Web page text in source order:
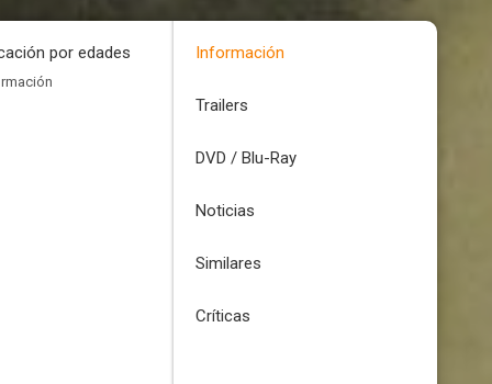
por edades Información
Trailers
DVD / Blu-Ray
Noticias
Similares
Críticas